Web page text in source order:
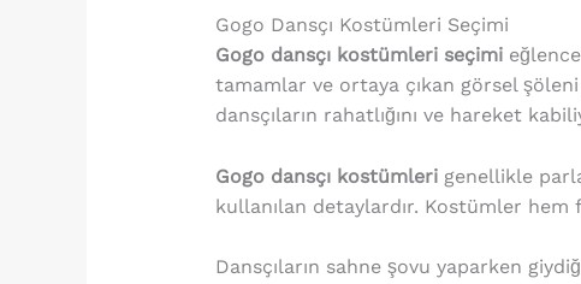
Gogo Dansçı Kostümleri Seçimi
Gogo dansçı kostümleri seçimieğlence
tamamlar ve ortaya çıkan görsel
dansçıların rahatlığını ve hareket
Gogo dansçı kostümlerigenellikle
kullanılan detaylardır. Kostümler hem
Dansçıların sahne şovu yaparken